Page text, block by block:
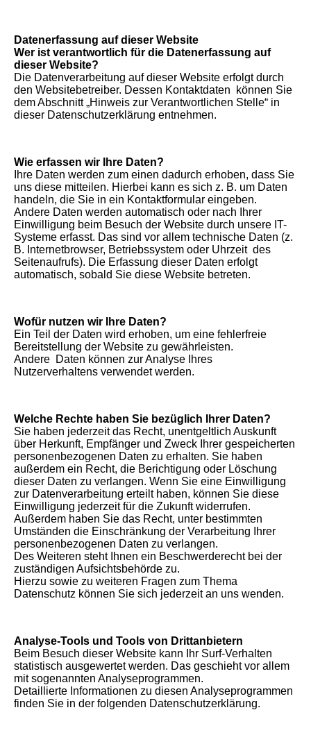
Datenerfassung auf dieser Website
Wer ist verantwortlich für die Datenerfassung auf
dieser Website?
Die Datenverarbeitung auf dieser Website erfolgt durch
den Websitebetreiber. Dessen Kontaktdaten können Sie
dem Abschnitt „Hinweis zur Verantwortlichen Stelle“ in
dieser Datenschutzerklärung entnehmen.
Wie erfassen wir Ihre Daten?
Ihre Daten werden zum einen dadurch erhoben, dass Sie
uns diese mitteilen. Hierbei kann es sich z. B. um Daten
handeln, die Sie in ein Kontaktformular eingeben.
Andere Daten werden automatisch oder nach Ihrer
Einwilligung beim Besuch der Website durch unsere IT-
Systeme erfasst. Das sind vor allem technische Daten (z.
B. Internetbrowser, Betriebssystem oder Uhrzeit des
Seitenaufrufs). Die Erfassung dieser Daten erfolgt
automatisch, sobald Sie diese Website betreten.
Wofür nutzen wir Ihre Daten?
Ein Teil der Daten wird erhoben, um eine fehlerfreie
Bereitstellung der Website zu gewährleisten.
Andere Daten können zur Analyse Ihres
Nutzerverhaltens verwendet werden.
Welche Rechte haben Sie bezüglich Ihrer Daten?
Sie haben jederzeit das Recht, unentgeltlich Auskunft
über Herkunft, Empfänger und Zweck Ihrer gespeicherten
personenbezogenen Daten zu erhalten. Sie haben
außerdem ein Recht, die Berichtigung oder Löschung
dieser Daten zu verlangen. Wenn Sie eine Einwilligung
zur Datenverarbeitung erteilt haben, können Sie diese
Einwilligung jederzeit für die Zukunft widerrufen.
Außerdem haben Sie das Recht, unter bestimmten
Umständen die Einschränkung der Verarbeitung Ihrer
personenbezogenen Daten zu verlangen.
Des Weiteren steht Ihnen ein Beschwerderecht bei der
zuständigen Aufsichtsbehörde zu.
Hierzu sowie zu weiteren Fragen zum Thema
Datenschutz können Sie sich jederzeit an uns wenden.
Analyse-Tools und Tools von Drittanbietern
Beim Besuch dieser Website kann Ihr Surf-Verhalten
statistisch ausgewertet werden. Das geschieht vor allem
mit sogenannten Analyseprogrammen.
Detaillierte Informationen zu diesen Analyseprogrammen
finden Sie in der folgenden Datenschutzerklärung.